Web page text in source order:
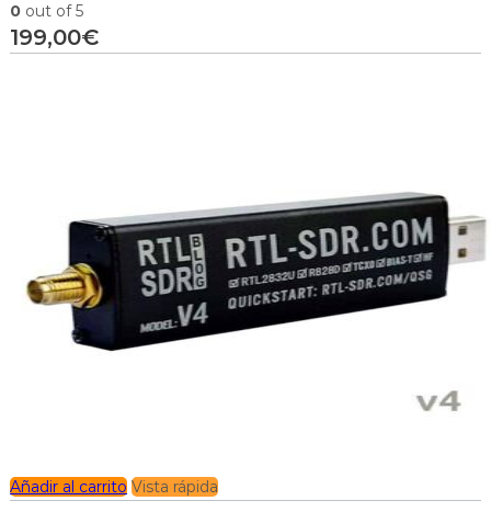
0 out of 5
199,00€
Añadir al carrito Vista rápida